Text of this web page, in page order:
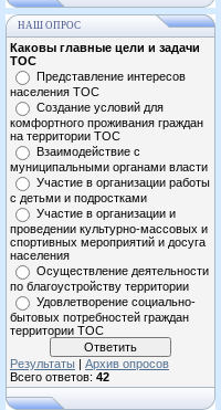
НАШ ОПРОС
Каковы главные цели и задачи
ТОС
Представление интересов
населения ТОС
Создание условий для
комфортного проживания граждан
на территории ТОС
Взаимодействие с
муниципальными органами власти
Участие в организации работы
с детьми и подростками
Участие в организации и
проведении культурно-массовых и
спортивных мероприятий и досуга
населения
Осуществление деятельности
по благоустройству территории
Удовлетворение социально-
бытовых потребностей граждан
территории ТОС
Результаты | Архив опросов
Всего ответов: 42